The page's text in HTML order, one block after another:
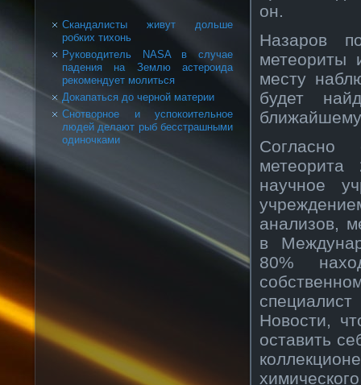
Скандалисты живут дольше
робких тихонь
Руководитель NASA в случае
падения на Землю астероида
рекомендует молиться
Докапаться до черной материи
Снотворное и успокоительное
людей делают рыб бесстрашными
одиночками
он.
Назаров
метеориты
месту
будет
Согласно
научное
анализов,
в
80%
Новости,
оставить